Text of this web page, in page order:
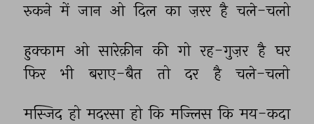
रुकने में जान ओ दिल का ज़रर है चले-चलो
हुक्काम ओ सारेक़ीन की गो रह-गुज़र है घर
फिर
भी बराए-बैत तो दर है चले-चलो
मस्जिद हो मदरसा हो कि मज्लिस कि मय-कदा